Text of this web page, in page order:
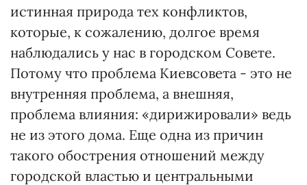
истинная природа тех конфликтов,
которые, к сожалению, долгое время
наблюдались у нас в городском Совете.
Потому что проблема Киевсовета - это не
внутренняя проблема, а внешняя,
проблема влияния: «дирижировали» ведь
не из этого дома. Еще одна из причин
такого обострения отношений между
городской властью и центральными